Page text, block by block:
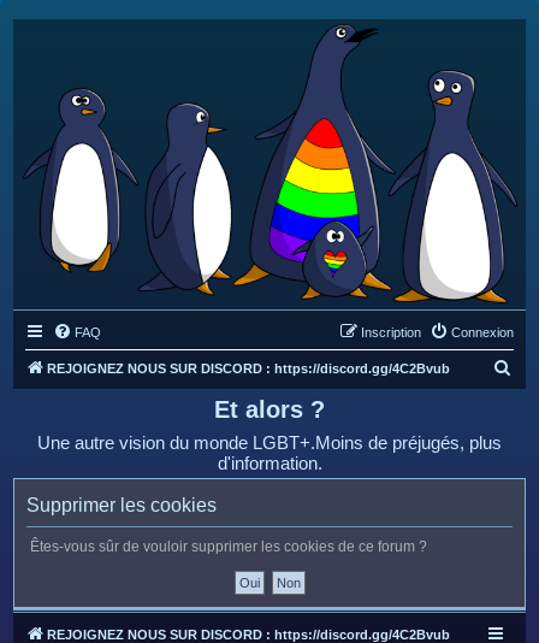
FAQ Connexion
Inscription
REJOIGNEZ NOUS SUR DISCORD : https://discord.gg/4C2Bvub
e
Et alors ?
Une autre vision du monde LGBT+.Moins de préjugés, plus
d'information.
Supprimer les cookies
Êtes-vous sûr de vouloir supprimer les cookies de ce forum ?
REJOIGNEZ NOUS SUR DISCORD : https://discord.gg/4C2Bvub